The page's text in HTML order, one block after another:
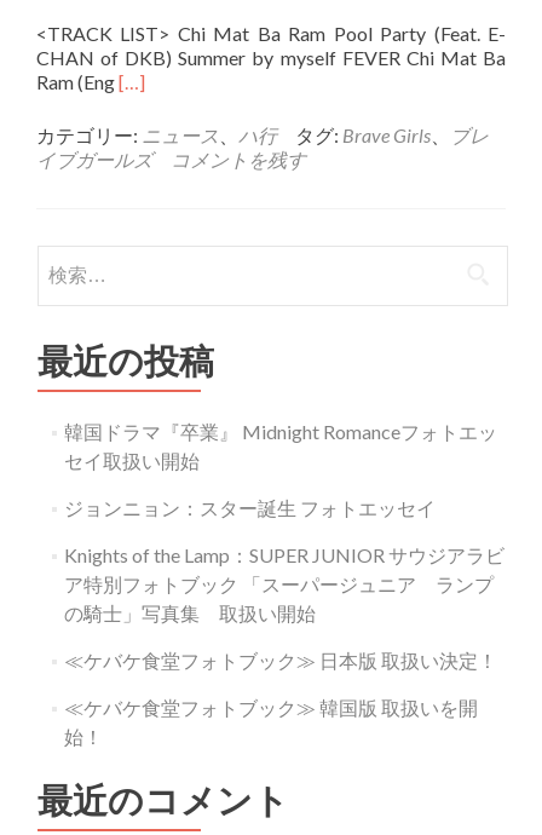
パ
ッ
『After
‘We
<TRACK LIST> Chi Mat Ba Ram Pool Party (Feat. E-
CHAN of DKB) Summer by myself FEVER Chi Mat Ba
Ram (EngRead
about
Brave
ニ
ム
『SUMMER
QUEEN』
Summer
Ver./Queen
Ver.
[…]
カテゴリー: ニュース ハ行 タグ: Brave Girls
ブレ
イブガールズ
コメントを残す
索:
最近の投稿
韓国ドラマ『卒業』 Midnight Romanceフォトエッ
セイ取扱い開始
ジョンニョン：スター誕生 フォトエッセイ
Knights of the Lamp：SUPER JUNIOR サウジアラビ
ア特別フォトブック 「スーパージュニア ランプ
の騎士」写真集 取扱い開始
≪ケバケ食堂フォトブック≫ 日本版 取扱い決定！
≪ケバケ食堂フォトブック≫ 韓国版 取扱いを開
始！
最近のコメント